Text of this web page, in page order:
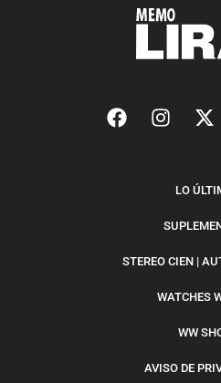
LO
STEREO CIEN |
WATCHES
WW
AVISO DE